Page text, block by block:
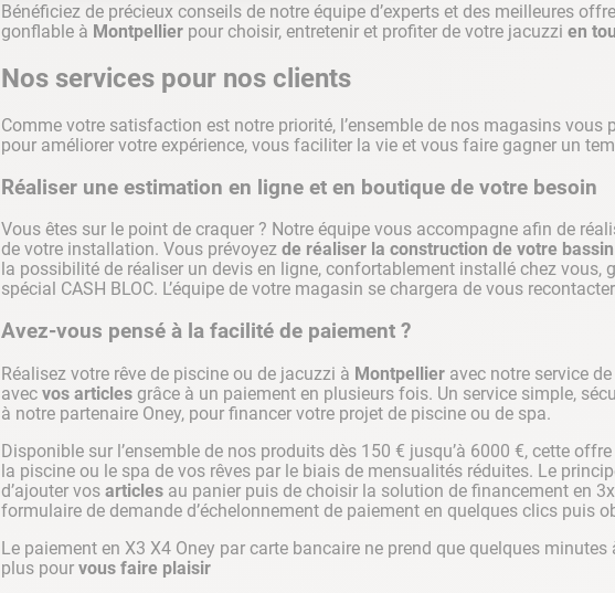
Bénéficiez de précieux conseils de notre équipe d’experts et des meilleures
gonflable à Montpellier pour choisir, entretenir et profiter de votre jacuzzi en
Nos services pour nos clients
Comme votre satisfaction est notre priorité, l’ensemble de nos magasins vous
pour améliorer votre expérience, vous faciliter la vie et vous faire gagner un
Réaliser une estimation en ligne et en boutique de votre besoin
Vous êtes sur le point de craquer ? Notre équipe vous accompagne afin de
de votre installation. Vous prévoyez de réaliser la construction de votre
la possibilité de réaliser un devis en ligne, confortablement installé chez vous,
spécial CASH BLOC. L’équipe de votre magasin se chargera de vous
Avez-vous pensé à la facilité de paiement ?
Réalisez votre rêve de piscine ou de jacuzzi à Montpellier avec notre service
avec vos articlesgrâce à un paiement en plusieurs fois. Un service simple,
à notre partenaire Oney, pour financer votre projet de piscine ou de spa.
Disponible sur l’ensemble de nos produits dès 150 € jusqu’à 6000 €, cette
la piscine ou le spa de vos rêves par le biais de mensualités réduites. Le
d’ajouter vos articlesau panier puis de choisir la solution de financement en
formulaire de demande d’échelonnement de paiement en quelques clics puis
Le paiement en X3 X4 Oney par carte bancaire ne prend que quelques minutes
plus pour vous faire plaisir